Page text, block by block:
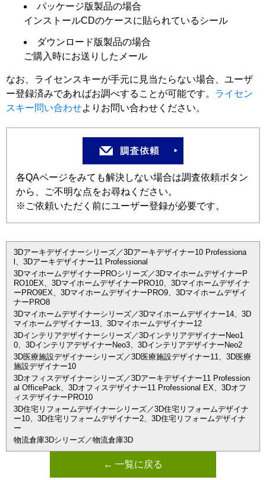
パッケージ版製品の場合
インストールCDのケースに貼られているシール
ダウンロード版製品の場合
ご購入時にお送りしたメール
なお、ライセンスキーが手元に見当たらない場合、ユーザ
ー登録済みであればお調べすることが可能です。 ライセン
スキー問い合わせよりお問い合わせください。
各QAページをみても解決しない場合は調査依頼ボタン
から、ご不明な点をお尋ねください。
※ご依頼いただく前にユーザー登録が必要です。
3Dアーキデザイナーシリーズ／3Dアーキデザイナー10 Professiona
l、3Dアーキデザイナー11 Professional
3DマイホームデザイナーPROシリーズ／3DマイホームデザイナーP
RO10EX、3DマイホームデザイナーPRO10、3Dマイホームデザイナ
ーPRO9EX、3DマイホームデザイナーPRO9、3Dマイホームデザイ
ナーPRO8
3Dマイホームデザイナーシリーズ／3Dマイホームデザイナー14、3D
マイホームデザイナー13、3Dマイホームデザイナー12
3Dインテリアデザイナーシリーズ／3DインテリアデザイナーNeo1
0、3DインテリアデザイナーNeo3、3DインテリアデザイナーNeo2
3D医療施設デザイナーシリーズ／3D医療施設デザイナー11、3D医療
施設デザイナー10
3Dオフィスデザイナーシリーズ／3Dアーキデザイナー11 Profession
al OfficePack、3Dオフィスデザイナー11 Professional EX、3Dオフ
ィスデザイナーPRO10
3D住宅リフォームデザイナーシリーズ／3D住宅リフォームデザイナ
ー10、3D住宅リフォームデザイナー2、3D住宅リフォームデザイナ
ー
物流倉庫3Dシリーズ／物流倉庫3D
← 一覧に戻る